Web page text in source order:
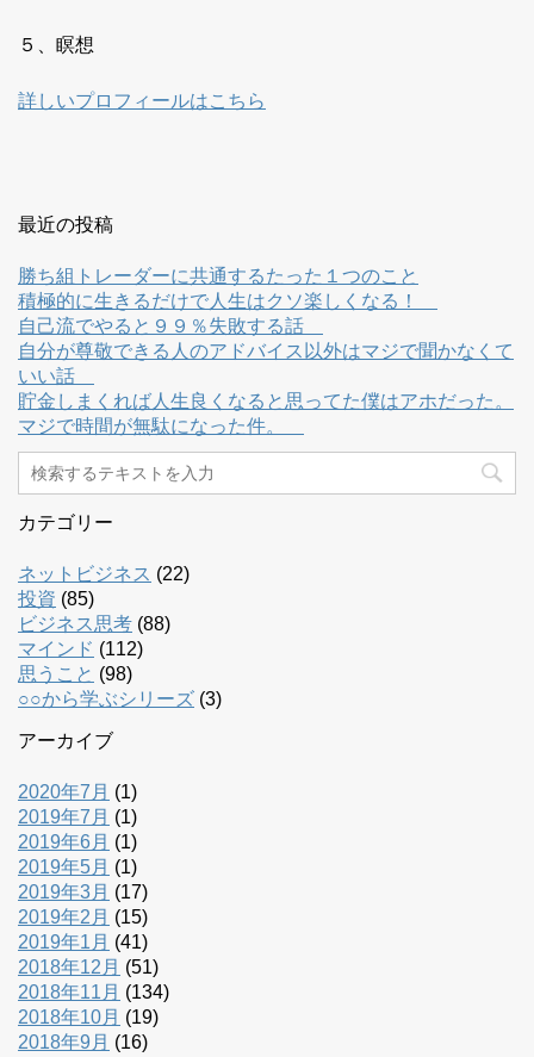
５、瞑想
詳しいプロフィールはこちら
最近の投稿
勝ち組トレーダーに共通するたった１つのこと
積極的に生きるだけで人生はクソ楽しくなる！
自己流でやると９９％失敗する話
自分が尊敬できる人のアドバイス以外はマジで聞かなくて
いい話
貯金しまくれば人生良くなると思ってた僕はアホだった。
マジで時間が無駄になった件。
カテゴリー
ネットビジネス (22)
投資 (85)
ビジネス思考 (88)
マインド (112)
思うこと (98)
○○から学ぶシリーズ (3)
アーカイブ
2020年7月 (1)
2019年7月 (1)
2019年6月 (1)
2019年5月 (1)
2019年3月 (17)
2019年2月 (15)
2019年1月 (41)
2018年12月 (51)
2018年11月 (134)
2018年10月 (19)
2018年9月 (16)